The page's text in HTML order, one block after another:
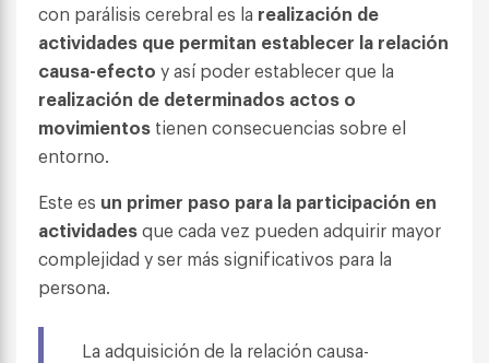
con parálisis cerebral es la realización de
actividades que permitan establecer la relación
causa-efecto y así poder establecer que la
realización de determinados actos o
movimientos tienen consecuencias sobre el
entorno.
Este es un primer paso para la participación en
actividadesque cada vez pueden adquirir mayor
complejidad y ser más significativos para la
persona.
La adquisición de la relación causa-